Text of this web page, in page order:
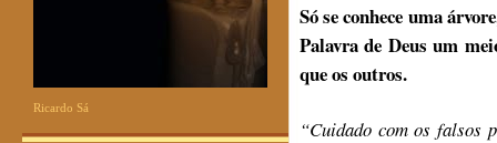
Ricardo Sá
Só se conhece uma
Palavra de Deus um
que os outros.
“Cuidado com os falsos